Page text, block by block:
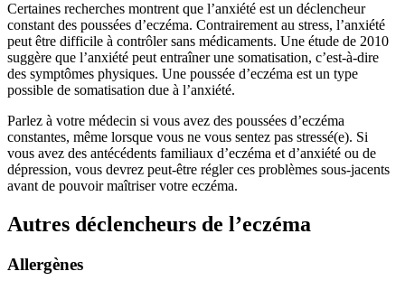
Certaines recherches montrent que l’anxiété est un déclencheur
constant des poussées d’eczéma. Contrairement au stress, l’anxiété
peut être difficile à contrôler sans médicaments. Une étude de 2010
suggère que l’anxiété peut entraîner une somatisation, c’est-à-dire
des symptômes physiques. Une poussée d’eczéma est un type
possible de somatisation due à l’anxiété.
Parlez à votre médecin si vous avez des poussées d’eczéma
constantes, même lorsque vous ne vous sentez pas stressé(e). Si
vous avez des antécédents familiaux d’eczéma et d’anxiété ou de
dépression, vous devrez peut-être régler ces problèmes sous-jacents
avant de pouvoir maîtriser votre eczéma.
Autres déclencheurs de l’eczéma
Allergènes